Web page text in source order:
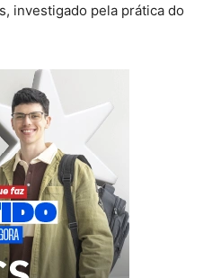
investigado pela prática do